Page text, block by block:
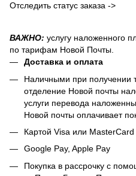
Отследить статус заказа ->
ВАЖНО: услугу наложенного
по тарифам Новой Почты.
Доставка и оплата
Наличными при получении
отделение Новой почты
услуги перевода
Новой почты оплачивает
Картой Visa или MasterCard
Google Pay, Apple Pay
Покупка в рассрочку с